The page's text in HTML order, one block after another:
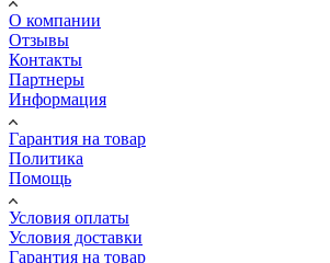
О компании
Отзывы
Контакты
Партнеры
Информация
Гарантия на товар
Политика
Помощь
Условия оплаты
Условия доставки
Гарантия на товар